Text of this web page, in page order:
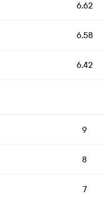
6.62
6.58
6.42
9
8
7